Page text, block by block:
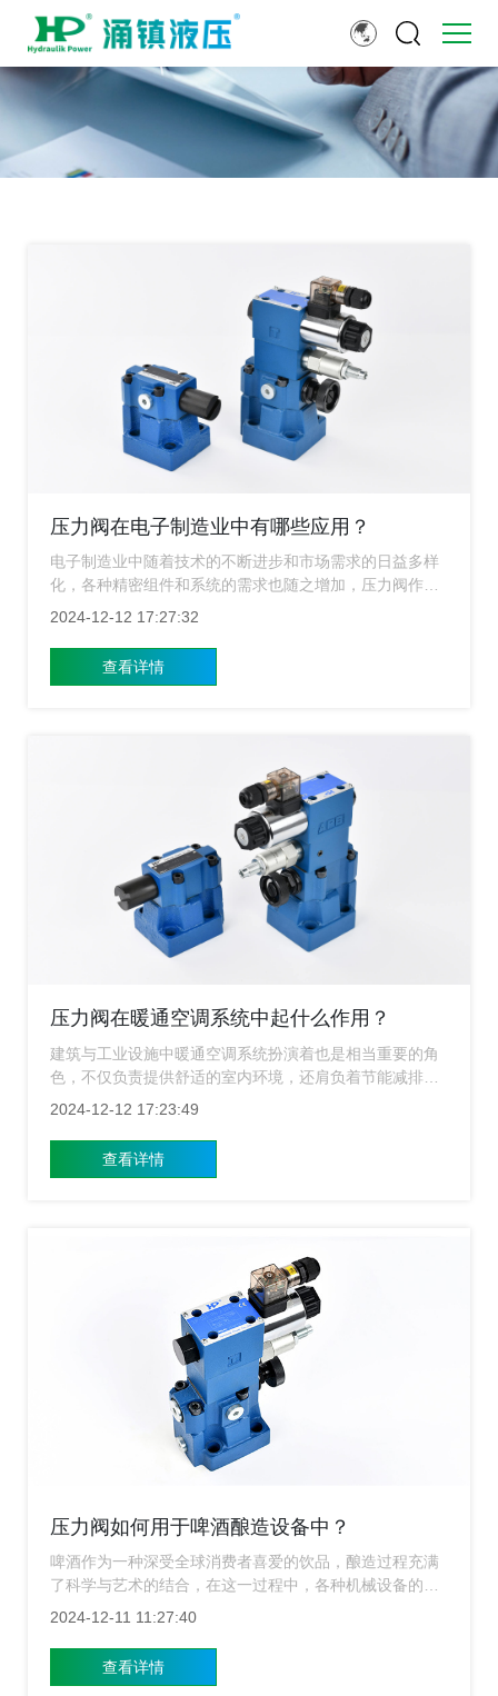
压力阀在电子制造业中有哪些应用？
电子制造业中随着技术的不断进步和市场需求的日益多样
化，各种精密组件和系统的需求也随之增加，压力阀作为
流体控制系统中的重要组成部分，在确保设备稳定运行、
用，上海涌镇液压带大家一起了解压力阀在电子制造业中
的多种应用场景及重要性。
2024-12-12 17:27:32
查看详情
压力阀在暖通空调系统中起什么作用？
建筑与工业设施中暖通空调系统扮演着也是相当重要的角
色，不仅负责提供舒适的室内环境，还肩负着节能减排、
提高能效的重要使命，而在构建高效的暖通空调系统过程
阀厂家​为您介绍压力阀在暖通空调系统中的重要作用，帮
助您更好地理解这一不可或缺的设备。
2024-12-12 17:23:49
查看详情
压力阀如何用于啤酒酿造设备中？
啤酒作为一种深受全球消费者喜爱的饮品，酿造过程充满
了科学与艺术的结合，在这一过程中，各种机械设备的应
用不仅提高了生产效率，也保证了啤酒的质量和口感，其
为广泛，上海涌镇液压为您讲解压力阀在啤酒酿造设备中
的具体作用及重要性。
2024-12-11 11:27:40
查看详情